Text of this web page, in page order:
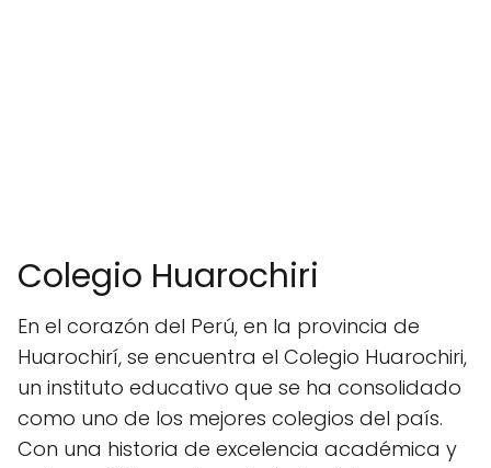
Colegio Huarochiri
En el corazón del Perú, en la provincia de
Huarochirí, se encuentra el Colegio Huarochiri,
un instituto educativo que se ha consolidado
como uno de los mejores colegios del país.
Con una historia de excelencia académica y